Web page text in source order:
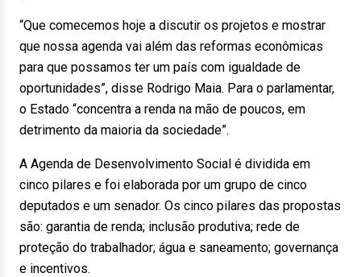
“Que comecemos hoje a discutir os projetos e mostrar
que nossa agenda vai além das reformas econômicas
para que possamos ter um país com igualdade de
oportunidades”, disse Rodrigo Maia. Para o parlamentar,
o Estado “concentra a renda na mão de poucos, em
detrimento da maioria da sociedade”.
A Agenda de Desenvolvimento Social é dividida em
cinco pilares e foi elaborada por um grupo de cinco
deputados e um senador. Os cinco pilares das propostas
são: garantia de renda; inclusão produtiva; rede de
proteção do trabalhador; água e saneamento; governança
e incentivos.